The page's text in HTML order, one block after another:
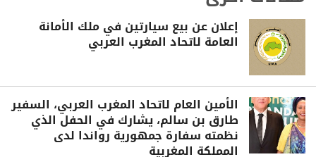
إعلان عن بيع سيارتين في ملك الأمانة
العامة لاتحاد المغرب العربي
الأمين العام لاتحاد المغرب العربي، السفير
طارق بن سالم، يشارك في الحفل الذي
نظمته سفارة جمهورية رواندا لدى
المملكة المغربية